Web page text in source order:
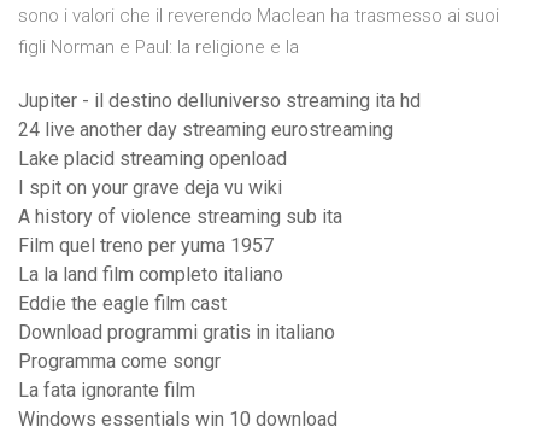
sono i valori che il reverendo Maclean ha trasmesso ai suoi
figli Norman e Paul: la religione e la
Jupiter - il destino delluniverso streaming ita hd
24 live another day streaming eurostreaming
Lake placid streaming openload
I spit on your grave deja vu wiki
A history of violence streaming sub ita
Film quel treno per yuma 1957
La la land film completo italiano
Eddie the eagle film cast
Download programmi gratis in italiano
Programma come songr
La fata ignorante film
Windows essentials win 10 download